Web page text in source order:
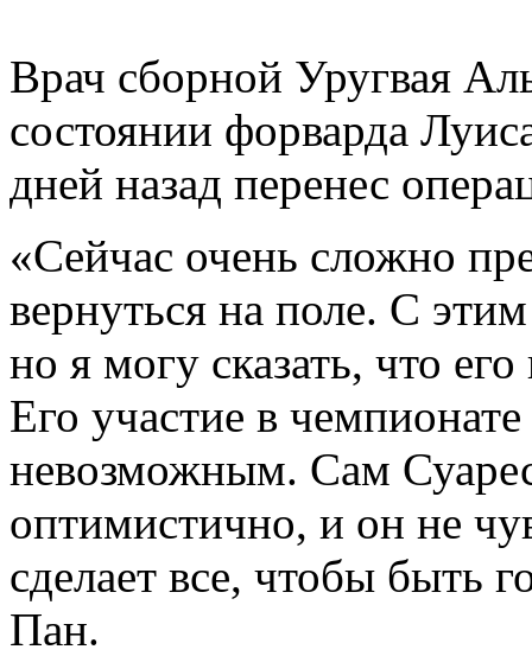
Врач сборной Уругвая
состоянии форварда
дней назад перенес
«Сейчас очень сложно
вернуться на поле. С
но я могу сказать, что
Его участие в
невозможным. Сам
оптимистично, и он не
сделает все, чтобы быть
Пан.